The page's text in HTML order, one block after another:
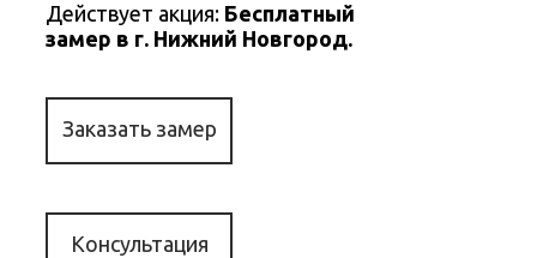
Действует акция: Бесплатный
замер в г. Нижний Новгород.
Заказать замер
Консультация